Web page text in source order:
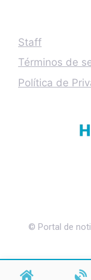
Staff
Términos de
Política de
© Portal de